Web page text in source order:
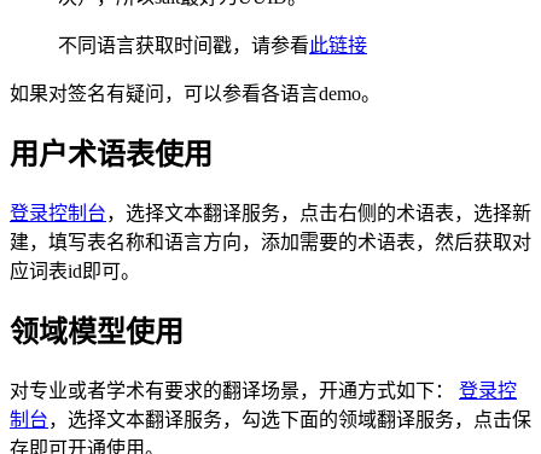
不同语言获取时间戳，请参看此链接
如果对签名有疑问，可以参看各语言demo。
用户术语表使用
登录控制台，选择文本翻译服务，点击右侧的术语表，选择新
建，填写表名称和语言方向，添加需要的术语表，然后获取对
应词表id即可。
领域模型使用
对专业或者学术有要求的翻译场景，开通方式如下： 登录控
制台，选择文本翻译服务，勾选下面的领域翻译服务，点击保
存即可开通使用。